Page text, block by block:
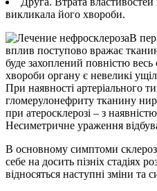
викликала його хвороби.
В
вплив поступово вражає
буде захоплений повністю
хвороби органу є невеликі
При наявності артеріального
гломерулонефриту тканину
при атеросклерозі – з
Несиметричне ураження
В основному симптоми
себе на досить пізніх стадіях
відносяться наступні зміни та